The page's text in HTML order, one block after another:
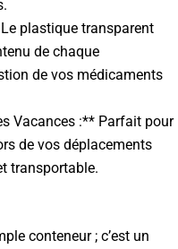
plastique transparent
de chaque
de vos médicaments
Vacances :** Parfait pour
de vos déplacements
transportable.
conteneur ; c’est un